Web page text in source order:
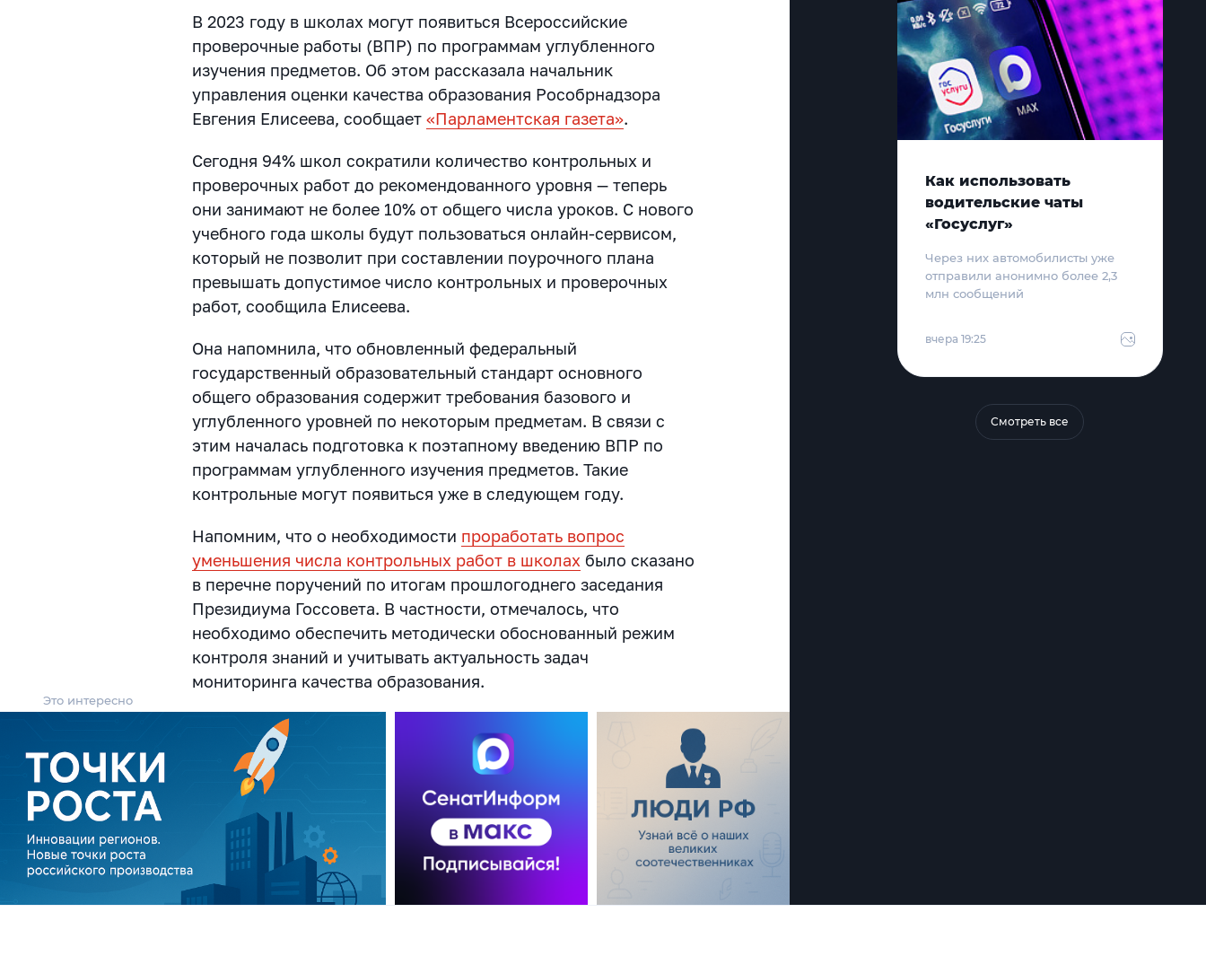
В 2023 году в школах могут появиться Всероссийские
проверочные работы (ВПР) по программам углубленного
изучения предметов. Об этом рассказала начальник
управления оценки качества образования Рособрнадзора
Евгения Елисеева, сообщает«Парламентская газета».
Сегодня 94% школ сократили количество контрольных и
проверочных работ до рекомендованного уровня — теперь
они занимают не более 10% от общего числа уроков. С нового
учебного года школы будут пользоваться онлайн-сервисом,
который не позволит при составлении поурочного плана
превышать допустимое число контрольных и проверочных
работ, сообщила Елисеева.
Она напомнила, что обновленный федеральный
государственный образовательный стандарт основного
общего образования содержит требования базового и
углубленного уровней по некоторым предметам. В связи с
этим началась подготовка к поэтапному введению ВПР по
программам углубленного изучения предметов. Такие
контрольные могут появиться уже в следующем году.
Напомним, что о необходимости проработать вопрос
уменьшения числа контрольных работ в школах было сказано
в перечне поручений по итогам прошлогоднего заседания
Президиума Госсовета. В частности, отмечалось, что
необходимо обеспечить методически обоснованный режим
контроля знаний и учитывать актуальность задач
мониторинга качества образования.
Это интересно
Как использовать
водительские чаты
«Госуслуг»
Через них автомобилисты уже
отправили анонимно более 2,3
млн сообщений
вчера 19:25
Смотреть все